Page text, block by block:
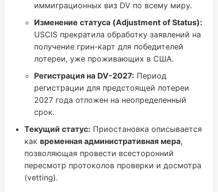
иммиграционных виз DV по всему миру.
Изменение статуса (Adjustment of Status):
USCIS прекратила обработку заявлений на
получение грин-карт для победителей
лотереи, уже проживающих в США.
Регистрация на DV-2027: Период
регистрации для предстоящей лотереи
2027 года отложен на неопределенный
срок.
Текущий статус: Приостановка описывается
как временная административная мера,
позволяющая провести всесторонний
пересмотр протоколов проверки и досмотра
(vetting).